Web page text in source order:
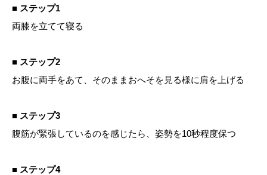
■ ステップ1
両膝を立てて寝る
■ ステップ2
お腹に両手をあて、そのままおへそを見る様に肩を上げる
■ ステップ3
腹筋が緊張しているのを感じたら、姿勢を10秒程度保つ
■ ステップ4